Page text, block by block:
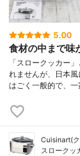
5.00
食材の中まで味
「スロークッカー
れませんが、日本
はごく一般的で、
Cuisinart(
スロークッ